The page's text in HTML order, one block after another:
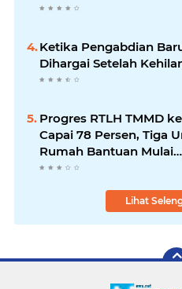
Ketika Pengabdian
Dihargai Setelah
Progres RTLH TMMD
Capai 78 Persen, Tiga
Rumah Bantuan Mulai
Rampung
Lihat